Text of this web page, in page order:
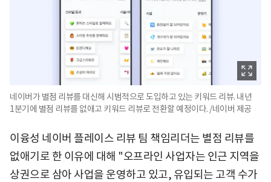
네이버가 별점 리뷰를 대신해 시범적으로 도입하고 있는 키워드 리뷰. 내년
1분기에 별점 리뷰를 없애고 키워드 리뷰로 전환할 예정이다. /네이버 제공
이융성 네이버 플레이스 리뷰 팀 책임리더는 별점 리뷰를
없애기로 한 이유에 대해 "오프라인 사업자는 인근 지역을
상권으로 삼아 사업을 운영하고 있고, 유입되는 고객 수가